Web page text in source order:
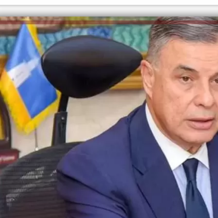
إلهام شرشر تكتب: دي مبقتش كورة..
دي سياسة
الكاتبة إلهام شرشر تهنئ الرئيس
السيسي بعيد ميلاده وتُشيد بجهوده
في بناء الدولة